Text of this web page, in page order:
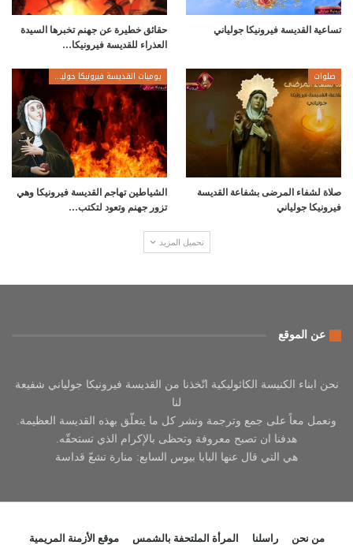
تساعية القديسة فيرونيكا جولياني
حقائق خطيرة عن جهنم تخبرها السيدة
العذراء للقديسة فيرونيكا…
صلوات
صلاة لشفاء المرضى بشفاعة القديسة
فيرونيكا جولياني
يوميات القديسة فيرونيكا جولياني
الشياطين تهاجم القديسة فيرونيكا وهي
تزور جهنم وتعود لتكتب…
تحميل المزيد
عن الموقع
نحن ابناء الكنيسة الكاثوليكية اتّخذنا من القديسة فيرونيكا جولياني شفيعة
لنا
ونعمل معاً على جمع وترجمة ونشر كل ما يتعلّق بهذه القديسة العظيمة.
هدفنا ان تصبح معروفة وتحظى بالإكرام الذي تستحقّه.
هي التي قال عنها البابا بيوس السابع: منارة تشعّ قداسة
من نحن راسلنا المرأة الملتحفة بالشمس موقع الأزمنة المريمية